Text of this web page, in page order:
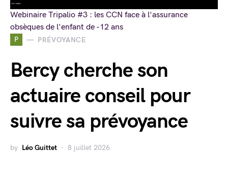
P PRÉVOYANCE
Bercy cherche son
actuaire conseil pour
suivre sa prévoyance
by Léo Guittet 8 juillet 2026
Webinaire Tripalio #3 : les CCN face à l'assurance
obsèques de l'enfant de -12 ans